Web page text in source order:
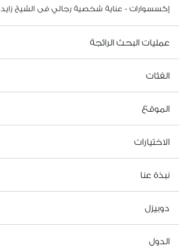
إكسسوارات - عناية شخصية رجالي فى الشيخ زايد
عمليات البحث الرائجة
الفئات
الموقع
الاختيارات
نبذة عنا
دوبيزل
الدول